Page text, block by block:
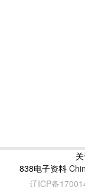
838电子资料
辽ICP备